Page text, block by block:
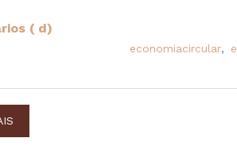
economiacircular,
( d)